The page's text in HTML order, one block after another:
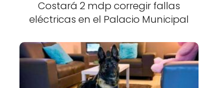
Costará 2 mdp corregir fallas
eléctricas en el Palacio Municipal